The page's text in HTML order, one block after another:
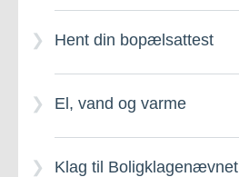
Selvstyrets
Hent din bopælsattest
El, vand og varme
Klag til Boligklagenævnet